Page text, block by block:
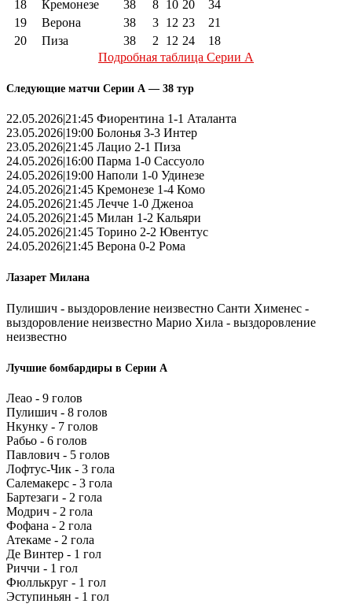
18
Кремонезе 38 8 10 20
34
19
Верона 38 3 12 23
21
20
Пиза 38 2 12 24
18
Подробная таблица Серии А
Следующие матчи Серии А — 38 тур
22.05.2026|21:45 Фиорентина 1-1 Аталанта
23.05.2026|19:00 Болонья 3-3 Интер
23.05.2026|21:45 Лацио 2-1 Пиза
24.05.2026|16:00 Парма 1-0 Сассуоло
24.05.2026|19:00 Наполи 1-0 Удинезе
24.05.2026|21:45 Кремонезе 1-4 Комо
24.05.2026|21:45 Лечче 1-0 Дженоа
24.05.2026|21:45 Милан 1-2 Кальяри
24.05.2026|21:45 Торино 2-2 Ювентус
24.05.2026|21:45 Верона 0-2 Рома
Лазарет Милана
Пулишич - выздоровление неизвестно Санти Хименес -
выздоровление неизвестно Марио Хила - выздоровление
неизвестно
Лучшие бомбардиры в Серии А
Леао - 9 голов
Пулишич - 8 голов
Нкунку - 7 голов
Рабьо - 6 голов
Павлович - 5 голов
Лофтус-Чик - 3 гола
Салемакерс - 3 гола
Бартезаги - 2 гола
Модрич - 2 гола
Фофана - 2 гола
Атекаме - 2 гола
Де Винтер - 1 гол
Риччи - 1 гол
Фюллькруг - 1 гол
Эступиньян - 1 гол